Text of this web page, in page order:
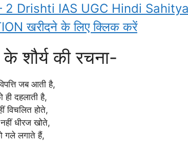
2 Drishti IAS UGC Hindi
खरीदने के लिए क्लिक करें
के शौर्य की रचना-
जब आती है,
ही दहलाती है,
विचलित होते,
धीरज खोते,
गले लगाते हैं,